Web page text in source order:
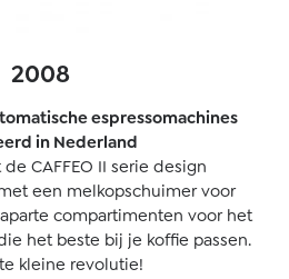
2008
espressomachines
in Nederland
CAFFEO II serie design
een melkopschuimer voor
compartimenten voor het
het beste bij je koffie passen.
kleine revolutie!